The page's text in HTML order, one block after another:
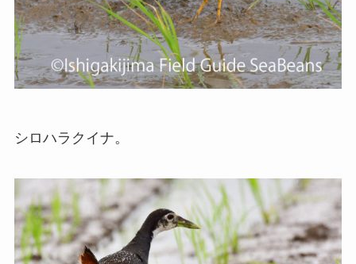
シロハラクイナ。